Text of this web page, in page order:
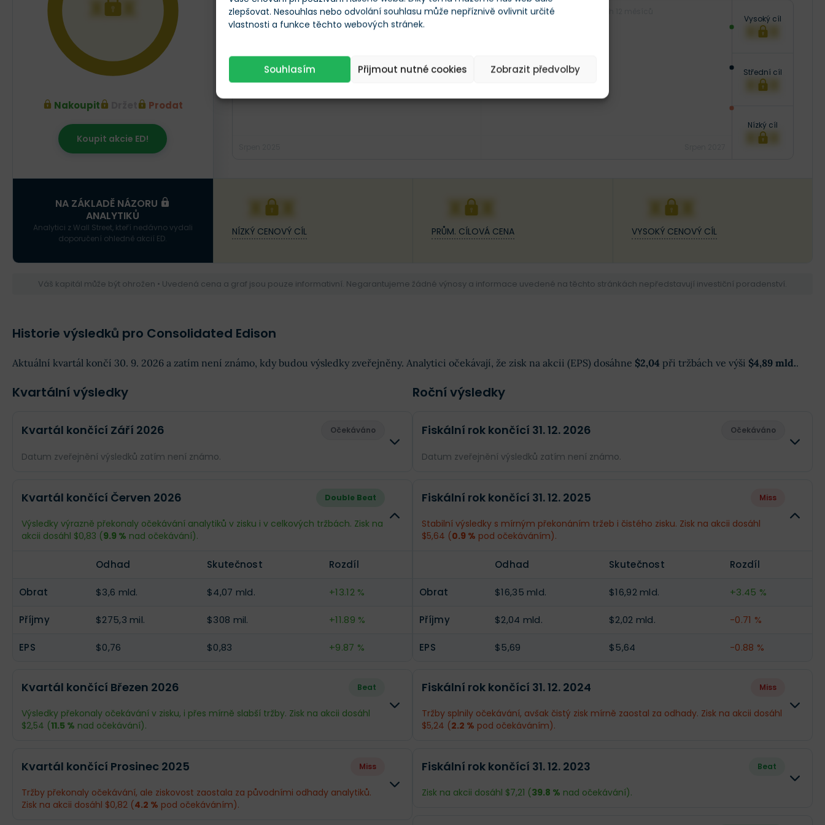
zlepšovat. Nesouhlas nebo odvolání souhlasu může nepříznivě ovlivnit určité
vlastnosti a funkce těchto webových stránek.
Souhlasím Přijmout nutné cookies Zobrazit předvolby
XXX
Nakoupit Prodat
Koupit akcie ED!
Posl. 12 měs.
Vysoký cíl
XXX
Střední cíl
XXX
Nízký cíl
XXX
NA ZÁKLADĚ NÁZORU
ANALYTIKŮ
Analytici z Wall Street, kteří nedávno vydali
doporučení ohledně akcií ED.
XXX
NÍZKÝ CENOVÝ CÍL
XXX
PRŮM. CÍLOVÁ CENA
XXX
VYSOKÝ CENOVÝ CÍL
Váš kapitál může být ohrožen • Uvedená cena a graf jsou pouze informativní. Negarantujeme žádné výnosy a informace uvedené na těchto stránkách nepředstavují investiční poradenství.
Historie výsledků pro Consolidated Edison
Aktuální kvartál končí 30. 9. 2026 a zatím není známo, kdy budou výsledky zveřejněny. Analytici očekávají, že zisk na akcii (EPS) dosáhne $2,04 při tržbách ve výši $4,89 mld..
Kvartální výsledky
Kvartál končící Září 2026 Očekáváno
Datum zveřejnění výsledků zatím není známo.
Příjmy $743 mil.
$2,04 -- --
Kvartál končící Červen 2026 Double Beat
Výsledky výrazně překonaly očekávání analytiků v zisku i v celkových tržbách. Zisk na
akcii dosáhl $0,83 (9.9 % nad očekávání).
Odhad Skutečnost Rozdíl
Obrat $3,6 mld. $4,07 mld. +13.12 %
Příjmy $275,3 mil. $308 mil. +11.89 %
EPS $0,76 $0,83 +9.87 %
Kvartál končící Březen 2026 Beat
Výsledky překonaly očekávání v zisku, i přes mírně slabší tržby. Zisk na akcii dosáhl
$2,54 (11.5 % nad očekávání).
Příjmy $830,2 mil. $924 mil.
Kvartál končící Prosinec 2025 Miss
Tržby překonaly očekávání, ale ziskovost zaostala za původními odhady analytiků.
Zisk na akcii dosáhl $0,82 (4.2 % pod očekáváním).
Roční výsledky
Fiskální rok končící 31. 12. 2026 Očekáváno
Datum zveřejnění výsledků zatím není známo.
Příjmy $2,18 mld.
$6,1 -- --
Fiskální rok končící 31. 12. 2025 Miss
Stabilní výsledky s mírným překonáním tržeb i čistého zisku. Zisk na akcii dosáhl
$5,64 (0.9 % pod očekáváním).
Odhad Skutečnost Rozdíl
Obrat $16,35 mld. $16,92 mld. +3.45 %
Příjmy $2,04 mld. $2,02 mld. -0.71 %
EPS $5,69 $5,64 -0.88 %
Fiskální rok končící 31. 12. 2024 Miss
Tržby splnily očekávání, avšak čistý zisk mírně zaostal za odhady. Zisk na akcii dosáhl
$5,24 (2.2 % pod očekáváním).
Fiskální rok končící 31. 12. 2023 Beat
Zisk na akcii dosáhl $7,21 (39.8 % nad očekávání).